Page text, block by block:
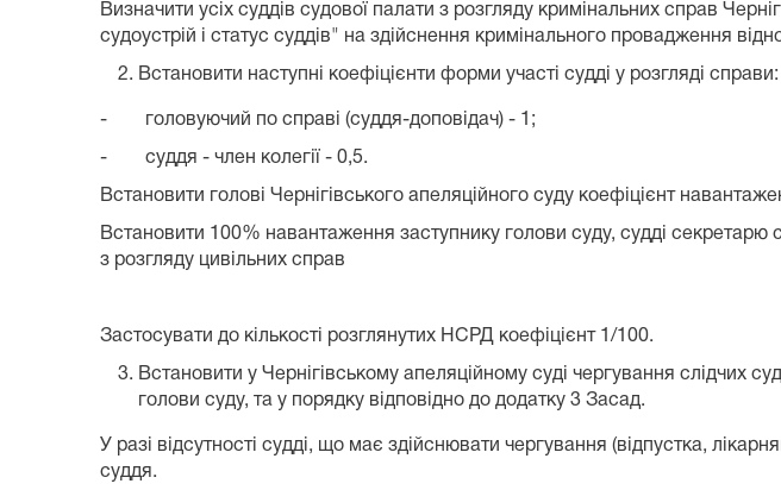
Визначити усіх суддів судової палати з розгляду кримінальних справ
судоустрій і статус суддів" на здійснення кримінального провадження
Встановити наступні коефіцієнти форми участі судді у розгляді справи:
- головуючий по справі (суддя-доповідач) - 1;
- суддя - член колегії - 0,5.
Встановити голові Чернігівського апеляційного суду коефіцієнт
Встановити 100% навантаження заступнику голови суду, судді секретарю
з розгляду цивільних справ
Застосувати до кількості розглянутих НСРД коефіцієнт 1/100.
Встановити у Чернігівському апеляційному суді чергування слідчих
голови суду, та у порядку відповідно до додатку 3 Засад.
У разі відсутності судді, що має здійснювати чергування (відпустка,
суддя.